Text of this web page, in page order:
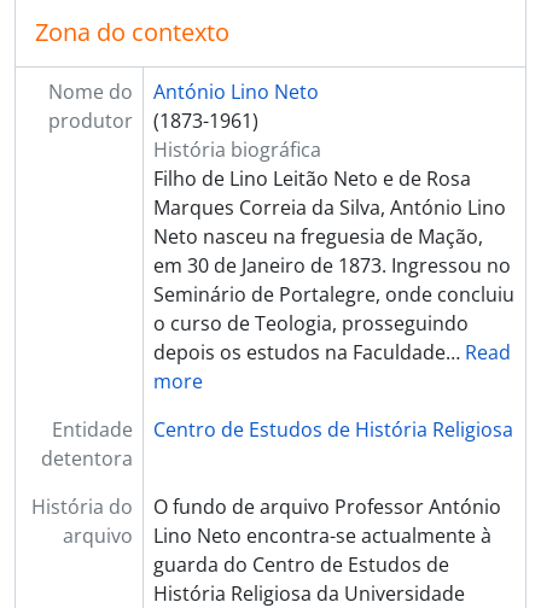
Zona do contexto
Nome do
produtor
António Lino Neto
(1873-1961)
História biográfica
Filho de Lino Leitão Neto e de Rosa
Marques Correia da Silva, António Lino
Neto nasceu na freguesia de Mação,
em 30 de Janeiro de 1873. Ingressou no
Seminário de Portalegre, onde concluiu
o curso de Teologia, prosseguindo
depois os estudos na Faculdade… Read
more
Entidade
detentora
Centro de Estudos de História Religiosa
História do
arquivo
O fundo de arquivo Professor António
Lino Neto encontra-se actualmente à
guarda do Centro de Estudos de
História Religiosa da Universidade